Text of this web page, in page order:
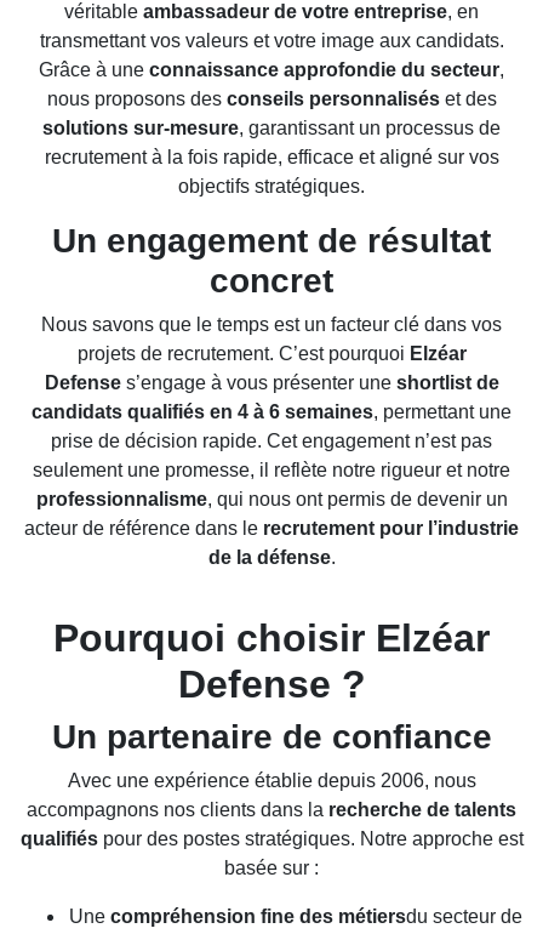
véritable ambassadeur de votre entreprise, en
transmettant vos valeurs et votre image aux candidats.
Grâce à une connaissance approfondie du secteur,
nous proposons des conseils personnaliséset des
solutions sur-mesure, garantissant un processus de
recrutement à la fois rapide, efficace et aligné sur vos
objectifs stratégiques.
Un engagement de résultat
concret
Nous savons que le temps est un facteur clé dans vos
projets de recrutement. C’est pourquoi Elzéar
Defenses’engage à vous présenter une shortlist de
candidats qualifiés en 4 à 6 semaines, permettant une
prise de décision rapide. Cet engagement n’est pas
seulement une promesse, il reflète notre rigueur et notre
professionnalisme, qui nous ont permis de devenir un
acteur de référence dans le recrutement pour l’industrie
de la défense.
Pourquoi choisir Elzéar
Defense ?
Un partenaire de confiance
Avec une expérience établie depuis 2006, nous
accompagnons nos clients dans la recherche de talents
qualifiéspour des postes stratégiques. Notre approche est
basée sur :
Une compréhension fine des métiersdu secteur de